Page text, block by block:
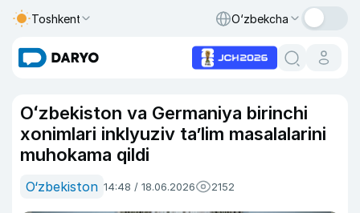
Toshkent O‘zbekcha
Oʻzbekiston va Germaniya birinchi
xonimlari inklyuziv taʼlim masalalarini
muhokama qildi
O‘zbekiston 14:48 / 18.06.2026 2152